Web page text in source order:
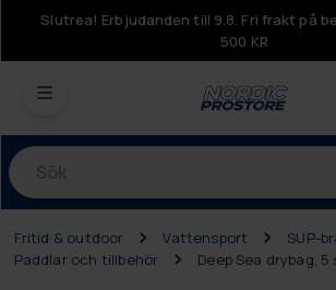
Slutrea! Erbjudanden till 9.8. Fri frakt på
500 KR
Produkter
Fritid & outdoor Vattensport
SUP-
Paddlar och tillbehör
Deep Sea drybag,